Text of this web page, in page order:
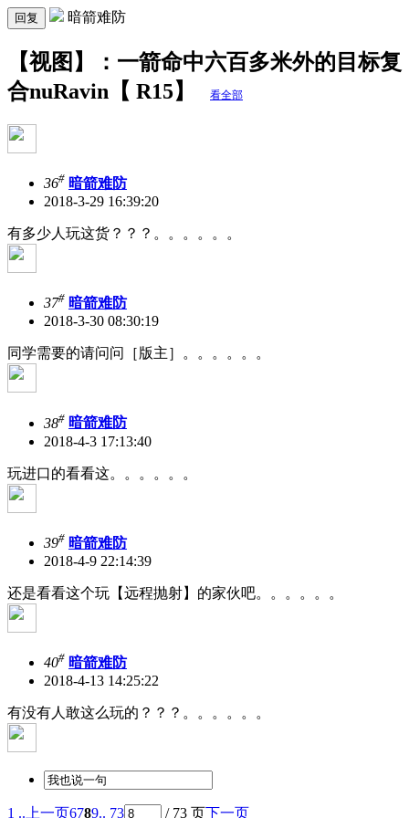
回复 暗箭难防
【视图】：一箭命中六百多米外的目标复
合nuRavin【 R15】
看全部
36# 暗箭难防
2018-3-29 16:39:20
有多少人玩这货？？？。。。。。。
37# 暗箭难防
2018-3-30 08:30:19
同学需要的请问问［版主］。。。。。。
38# 暗箭难防
2018-4-3 17:13:40
玩进口的看看这。。。。。。
39# 暗箭难防
2018-4-9 22:14:39
还是看看这个玩【远程抛射】的家伙吧。。。。。。
40# 暗箭难防
2018-4-13 14:25:22
有没有人敢这么玩的？？？。。。。。。
1 ..上一页6789.. 73 / 73 页 下一页